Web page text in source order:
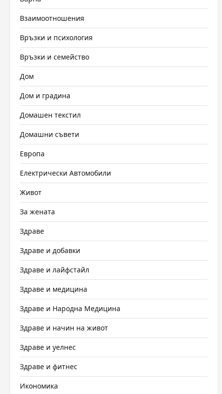
Взаимоотношения
Връзки и психология
Връзки и семейство
Дом
Дом и градина
Домашен текстил
Домашни съвети
Европа
Електрически Автомобили
Живот
За жената
Здраве
Здраве и добавки
Здраве и лайфстайл
Здраве и медицина
Здраве и Народна Медицина
Здраве и начин на живот
Здраве и уелнес
Здраве и фитнес
Икономика